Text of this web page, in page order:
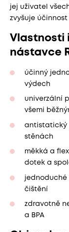
jej uživatel
zvyšuje
Vlastnosti
nástavce
účinný
výdech
univerzální
všemi
antistatický
stěnách
měkká a
dotek a
jednoduché
čištění
zdravotně
a BPA